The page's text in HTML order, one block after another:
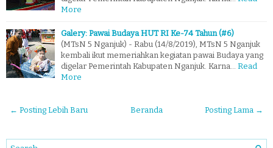
More
Galery: Pawai Budaya HUT RI Ke-74 Tahun (#6)
(MTsN 5 Nganjuk) - Rabu (14/8/2019), MTsN 5 Nganjuk
kembali ikut memeriahkan kegiatan pawai Budaya yang
digelar Pemerintah Kabupaten Nganjuk. Karna…
Read
More
← Posting Lebih Baru Posting Lama →
Beranda